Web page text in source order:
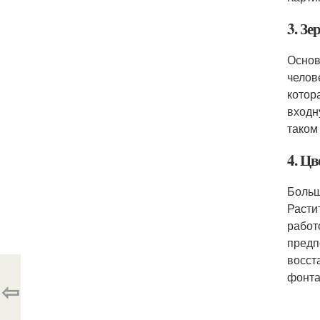
3.
4.
⇦